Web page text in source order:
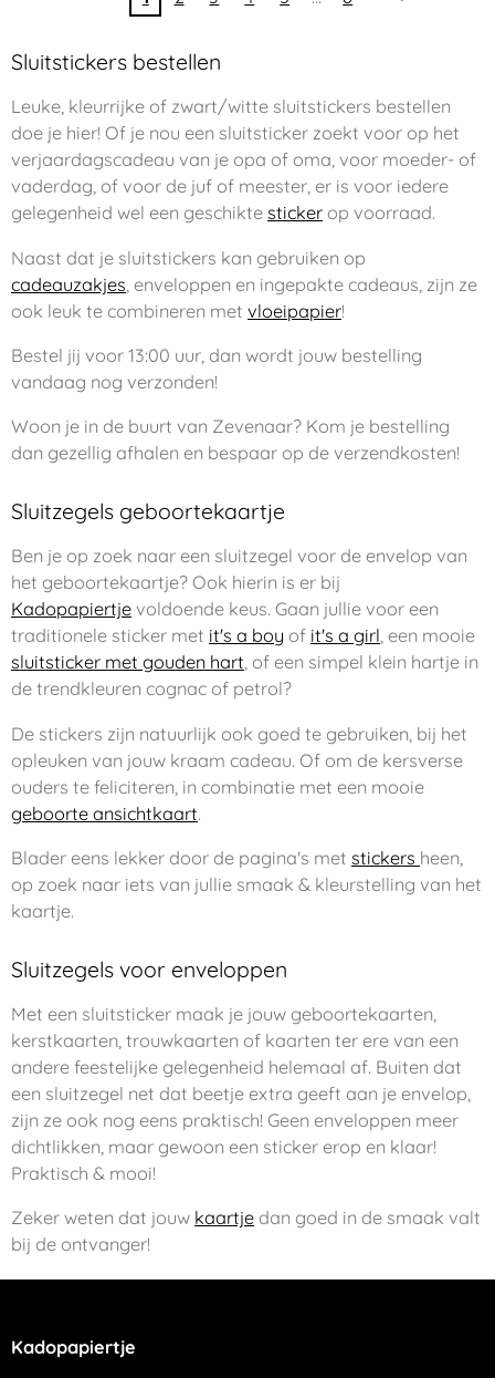
Sluitstickers bestellen
Leuke, kleurrijke of zwart/witte sluitstickers bestellen
doe je hier! Of je nou een sluitsticker zoekt voor op het
verjaardagscadeau van je opa of oma, voor moeder- of
vaderdag, of voor de juf of meester, er is voor iedere
gelegenheid wel een geschikte sticker op voorraad.
Naast dat je sluitstickers kan gebruiken op
cadeauzakjes , enveloppen en ingepakte cadeaus, zijn ze
ook leuk te combineren met vloeipapier!
Bestel jij voor 13:00 uur, dan wordt jouw bestelling
vandaag nog verzonden!
Woon je in de buurt van Zevenaar? Kom je bestelling
dan gezellig afhalen en bespaar op de verzendkosten!
Sluitzegels geboortekaartje
Ben je op zoek naar een sluitzegel voor de envelop van
het geboortekaartje? Ook hierin is er bij
Kadopapiertje voldoende keus. Gaan jullie voor een
traditionele sticker met it's a boy of it's a girl, een mooie
sluitsticker met gouden hart, of een simpel klein hartje in
de trendkleuren cognac of petrol?
De stickers zijn natuurlijk ook goed te gebruiken, bij het
opleuken van jouw kraam cadeau. Of om de kersverse
ouders te feliciteren, in combinatie met een mooie
geboorte ansichtkaart.
Blader eens lekker door de pagina's met stickers heen,
op zoek naar iets van jullie smaak & kleurstelling van het
kaartje.
Sluitzegels voor enveloppen
Met een sluitsticker maak je jouw geboortekaarten,
kerstkaarten, trouwkaarten of kaarten ter ere van een
andere feestelijke gelegenheid helemaal af. Buiten dat
een sluitzegel net dat beetje extra geeft aan je envelop,
zijn ze ook nog eens praktisch! Geen enveloppen meer
dichtlikken, maar gewoon een sticker erop en klaar!
Praktisch & mooi!
Zeker weten dat jouw kaartje dan goed in de smaak valt
bij de ontvanger!
Kadopapiertje